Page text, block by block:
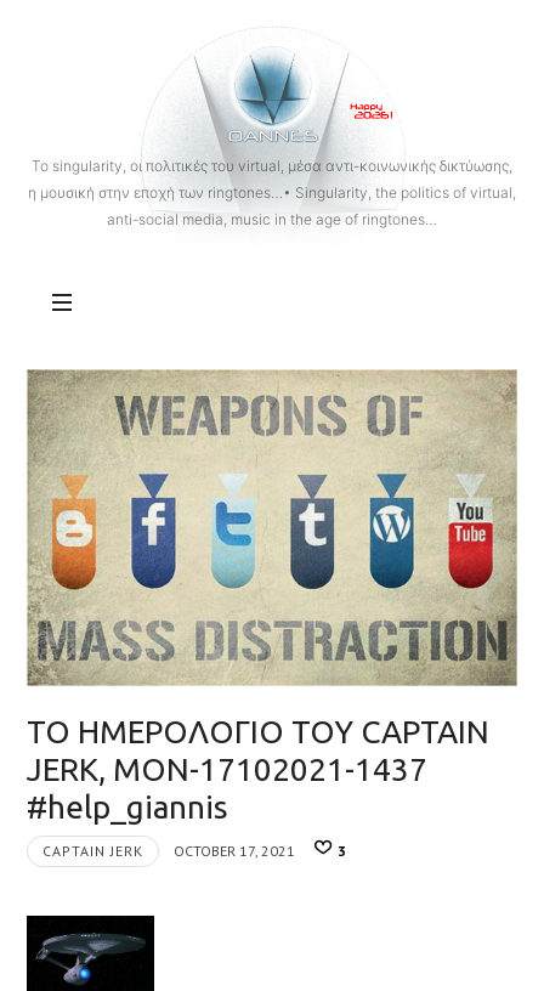
OANNES
To singularity, οι πολιτικές του virtual, μέσα αντι-κοινωνικής δικτύωσης,
η μουσική στην εποχή των ringtones…• Singularity, the politics of virtual,
anti-social media, music in the age of ringtones…
ΤΟ ΗΜΕΡΟΛΟΓΙΟ ΤΟΥ CAPTAIN
JERK, MON-17102021-1437
#help_giannis
CAPTAIN JERK OCTOBER 17, 2021 3